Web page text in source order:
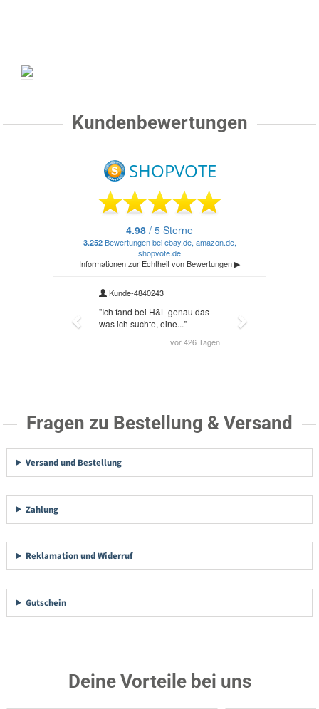
Kundenbewertungen
Fragen zu Bestellung & Versand
Versand und Bestellung
Zahlung
Reklamation und Widerruf
Gutschein
Deine Vorteile bei uns